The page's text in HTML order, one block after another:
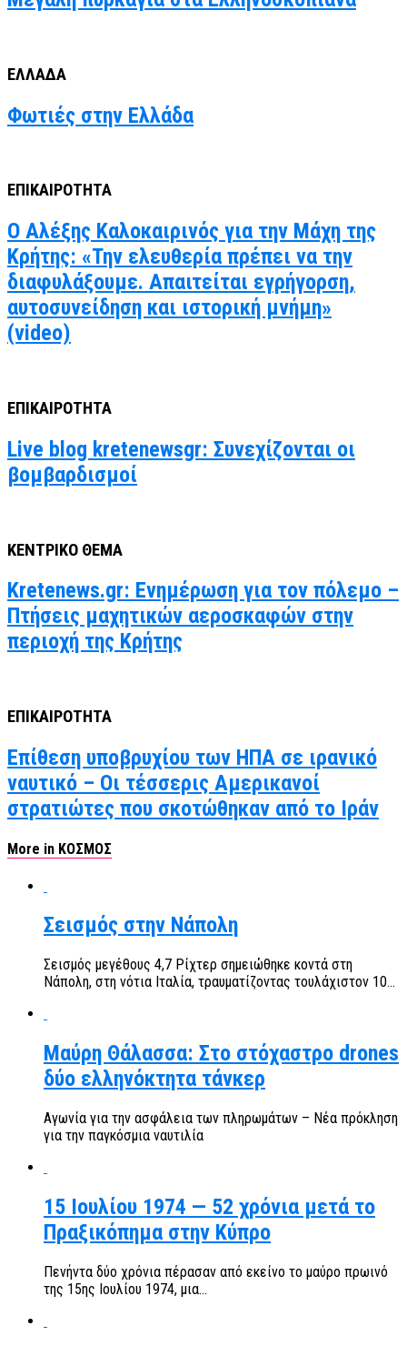
ΕΛΛΑΔΑ
Φωτιές στην Ελλάδα
ΕΠΙΚΑΙΡΟΤΗΤΑ
Ο Αλέξης Καλοκαιρινός για την Μάχη της
Κρήτης: «Την ελευθερία πρέπει να την
διαφυλάξουμε. Απαιτείται εγρήγορση,
αυτοσυνείδηση και ιστορική μνήμη»
(video)
ΕΠΙΚΑΙΡΟΤΗΤΑ
Live blog kretenewsgr: Συνεχίζονται οι
βομβαρδισμοί
ΚΕΝΤΡΙΚΟ ΘΕΜΑ
Kretenews.gr: Ενημέρωση για τον πόλεμο –
Πτήσεις μαχητικών αεροσκαφών στην
περιοχή της Κρήτης
ΕΠΙΚΑΙΡΟΤΗΤΑ
Επίθεση υποβρυχίου των ΗΠΑ σε ιρανικό
ναυτικό – Οι τέσσερις Αμερικανοί
στρατιώτες που σκοτώθηκαν από το Ιράν
More in ΚΟΣΜΟΣ
Σεισμός στην Νάπολη
Σεισμός μεγέθους 4,7 Ρίχτερ σημειώθηκε κοντά στη
Νάπολη, στη νότια Ιταλία, τραυματίζοντας τουλάχιστον 10...
Μαύρη Θάλασσα: Στο στόχαστρο drones
δύο ελληνόκτητα τάνκερ
Αγωνία για την ασφάλεια των πληρωμάτων – Νέα πρόκληση
για την παγκόσμια ναυτιλία
15 Ιουλίου 1974 — 52 χρόνια μετά το
Πραξικόπημα στην Κύπρο
Πενήντα δύο χρόνια πέρασαν από εκείνο το μαύρο πρωινό
της 15ης Ιουλίου 1974, μια...